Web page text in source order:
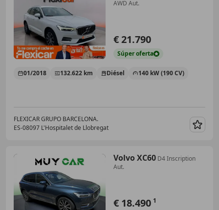
AWD Aut.
€ 21.790
Súperoferta
01/2018 132.622 km Diésel 140 kW (190 CV)
FLEXICAR GRUPO BARCELONA.
ES-08097 L'Hospitalet de Llobregat
Volvo XC60 D4 Inscription
Aut.
€ 18.490 1